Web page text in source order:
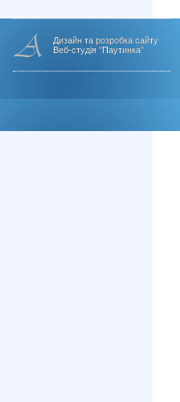
Дизайн та розробка сайту
Веб-студія "Паутинка"